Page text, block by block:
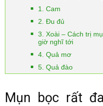
1. Cam
2. Đu đủ
3. Xoài – Cách trị
giờ nghĩ tới
4. Quả mơ
5. Quả đào
Mụn bọc rất